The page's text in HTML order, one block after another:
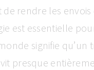
rendre les
est essentielle
signifie qu’un
presque